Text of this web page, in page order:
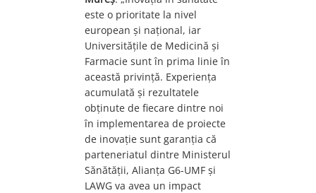
este o prioritate la nivel
european și național, iar
Universitățile de Medicină și
Farmacie sunt în prima linie în
această privință. Experiența
acumulată și rezultatele
obținute de fiecare dintre noi
în implementarea de proiecte
de inovație sunt garanția că
parteneriatul dintre Ministerul
Sănătății, Alianța G6-UMF și
LAWG va avea un impact